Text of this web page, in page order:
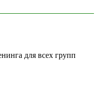
для всех групп